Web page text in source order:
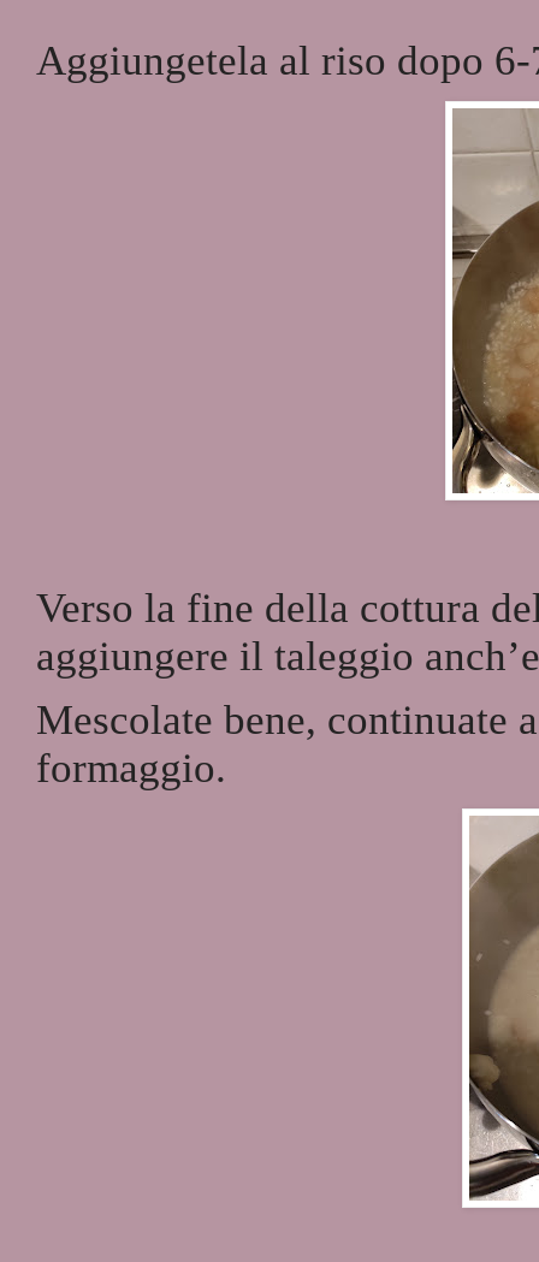
Aggiungetela al riso dopo
Verso la fine della cottura
aggiungere il taleggio
Mescolate bene, continuate
formaggio.